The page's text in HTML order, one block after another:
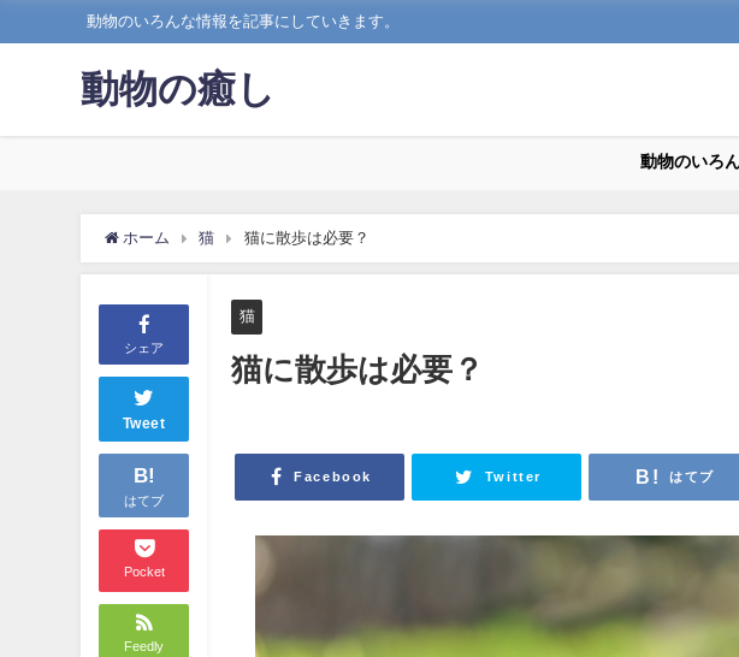
動物のいろんな情報を記事にしていきます。
動物の癒し
動物のいろ
ホーム 猫 猫に散歩は必要？
シェア
Tweet
B!
はてブ
Pocket
Feedly
猫
猫に散歩は必要？
Facebook Twitter はてブ